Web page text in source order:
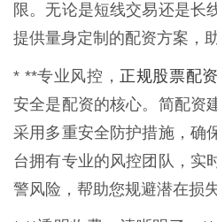
限。无论是短线交易还是长
提供量身定制的配资方案，
* **专业风控， 正规股票配
安全是配资的核心。简配资
采用多重安全防护措施，确
台拥有专业的风控团队，实
警风险，帮助您规避潜在损失